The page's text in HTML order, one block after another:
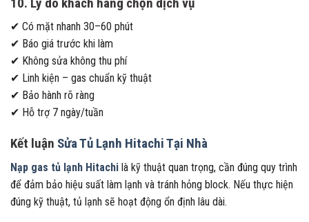
✔ Có mặt nhanh 30–60 phút
✔ Báo giá trước khi làm
✔ Không sửa không thu phí
✔ Linh kiện – gas chuẩn kỹ thuật
✔ Bảo hành rõ ràng
✔ Hỗ trợ 7 ngày/tuần
Kết luận Sửa Tủ Lạnh Hitachi Tại Nhà
Nạp gas tủ lạnh Hitachi là kỹ thuật quan trọng, cần đúng quy trình
để đảm bảo hiệu suất làm lạnh và tránh hỏng block. Nếu thực hiện
đúng kỹ thuật, tủ lạnh sẽ hoạt động ổn định lâu dài.